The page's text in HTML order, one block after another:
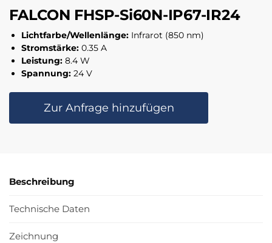
FALCON FHSP-Si60N-IP67-IR24
Lichtfarbe/Wellenlänge: Infrarot (850 nm)
Stromstärke: 0.35 A
Leistung: 8.4 W
Spannung: 24 V
Zur Anfrage hinzufügen
Beschreibung
Technische Daten
Zeichnung